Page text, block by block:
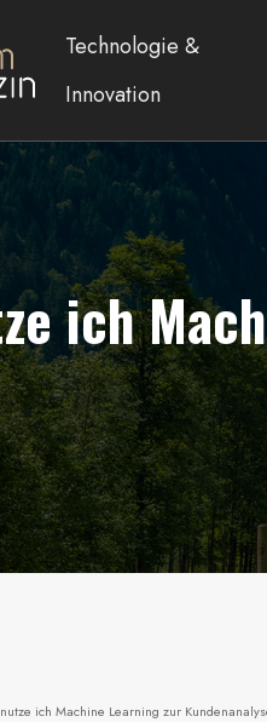
Technologie &
Innovation
ich
ich Machine Learning zur